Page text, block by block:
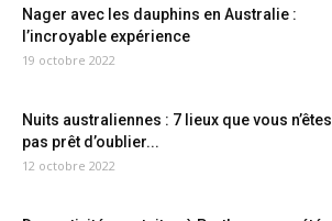
Nager avec les dauphins en Australie :
l’incroyable expérience
19 octobre 2022
Nuits australiennes : 7 lieux que vous n’êtes
pas prêt d’oublier...
12 octobre 2022